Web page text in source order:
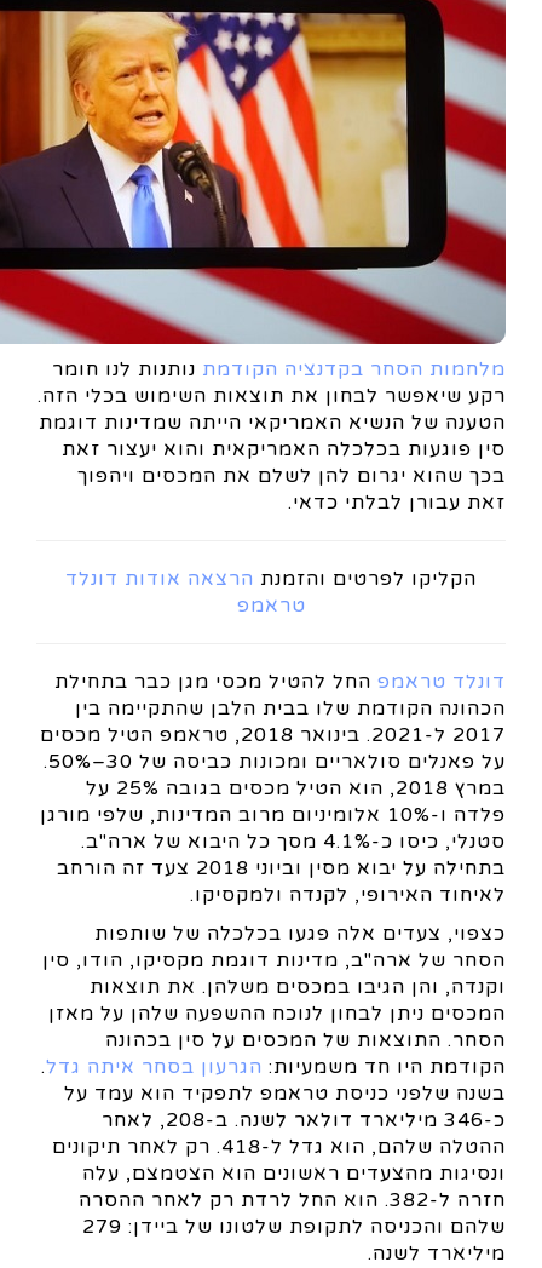
מלחמות הסחר בקדנציה הקודמת נותנות לנו חומר
רקע שיאפשר לבחון את תוצאות השימוש בכלי הזה.
הטענה של הנשיא האמריקאי הייתה שמדינות דוגמת
סין פוגעות בכלכלה האמריקאית והוא יעצור זאת
בכך שהוא יגרום להן לשלם את המכסים ויהפוך
זאת עבורן לבלתי כדאי.
הקליקו לפרטים והזמנת הרצאה אודות דונלד
טראמפ
דונלד טראמפ החל להטיל מכסי מגן כבר בתחילת
הכהונה הקודמת שלו בבית הלבן שהתקיימה בין
2017 ל-2021. בינואר 2018, טראמפ הטיל מכסים
על פאנלים סולאריים ומכונות כביסה של 30–50%.
במרץ 2018, הוא הטיל מכסים בגובה 25% על
פלדה ו-10% אלומיניום מרוב המדינות, שלפי מורגן
סטנלי, כיסו כ-4.1% מסך כל היבוא של ארה"ב.
בתחילה על יבוא מסין וביוני 2018 צעד זה הורחב
לאיחוד האירופי, לקנדה ולמקסיקו.
כצפוי, צעדים אלה פגעו בכלכלה של שותפות
הסחר של ארה"ב, מדינות דוגמת מקסיקו, הודו, סין
וקנדה, והן הגיבו במכסים משלהן. את תוצאות
המכסים ניתן לבחון לנוכח ההשפעה שלהן על מאזן
הסחר. התוצאות של המכסים על סין בכהונה
הקודמת היו חד משמעיות: הגרעון בסחר איתה גדל.
בשנה שלפני כניסת טראמפ לתפקיד הוא עמד על
כ-346 מיליארד דולאר לשנה. ב-208, לאחר
ההטלה שלהם, הוא גדל ל-418. רק לאחר תיקונים
ונסיגות מהצעדים ראשונים הוא הצטמצם, עלה
חזרה ל-382. הוא החל לרדת רק לאחר ההסרה
שלהם והכניסה לתקופת שלטונו של ביידן: 279
מיליארד לשנה.